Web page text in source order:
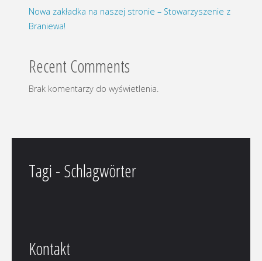
Nowa zakładka na naszej stronie – Stowarzyszenie z
Braniewa!
Recent Comments
Brak komentarzy do wyświetlenia.
Tagi - Schlagwörter
Kontakt